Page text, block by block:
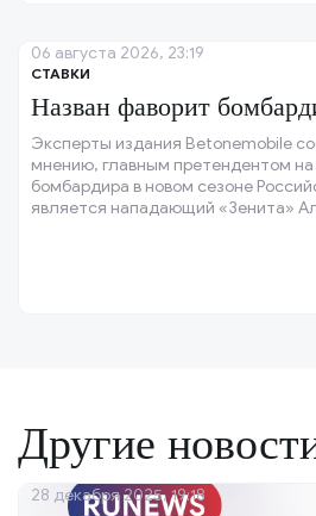
СТАВКИ
Назван фаворит
Эксперты издания Betonemobile
мнению, главным претендентом на
бомбардира в новом сезоне
является нападающий «Зенита»
06 августа 2026, 23:19
Другие
28 декабря 2025, 19:18